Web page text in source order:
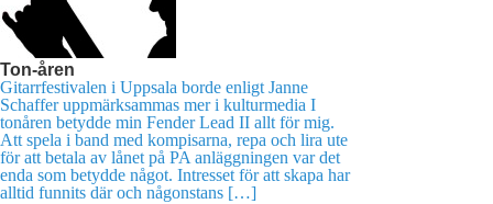
Ton-åren
Gitarrfestivalen i Uppsala borde enligt Janne
Schaffer uppmärksammas mer i kulturmedia I
tonåren betydde min Fender Lead II allt för mig.
Att spela i band med kompisarna, repa och lira ute
för att betala av lånet på PA anläggningen var det
enda som betydde något. Intresset för att skapa har
alltid funnits där och någonstans […]